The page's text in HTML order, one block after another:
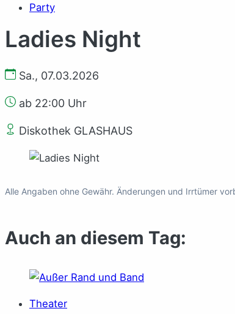
Party
Ladies Night
Sa., 07.03.2026
ab 22:00 Uhr
Diskothek GLASHAUS
Alle Angaben ohne Gewähr. Änderungen und Irrtümer
Auch an diesem Tag:
Theater